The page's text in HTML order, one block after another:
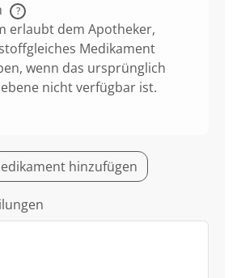
?
erlaubt dem Apotheker,
Medikament
wenn das ursprünglich
nicht verfügbar ist.
hinzufügen